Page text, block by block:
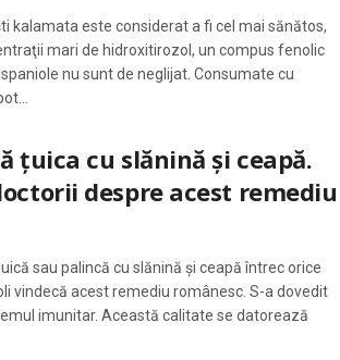
kalamata este considerat a fi cel mai sănătos,
mari de hidroxitirozol, un compus fenolic
nu sunt de neglijat. Consumate cu
țuica cu slănină și ceapă.
despre acest remediu
sau palincă cu slănină și ceapă întrec orice
vindecă acest remediu românesc. S-a dovedit
imunitar. Această calitate se datorează